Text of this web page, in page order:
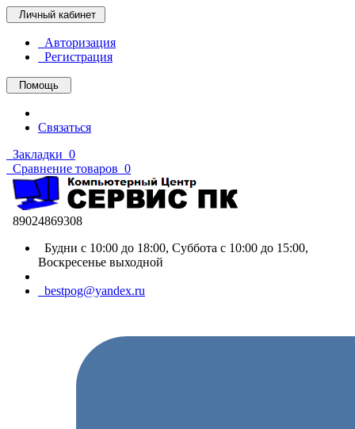
Личный кабинет
Авторизация
Регистрация
Помощь
Связаться
Закладки 0
Сравнение товаров 0
89024869308
Будни с 10:00 до 18:00, Суббота с 10:00 до 15:00,
Воскресенье выходной
bestpog@yandex.ru